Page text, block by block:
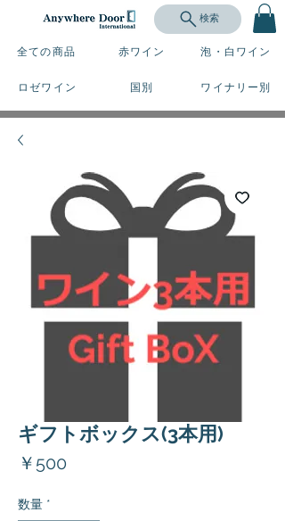
検索
全ての商品 赤ワイン
泡・白ワイン
ロゼワイン
国別 ワイナリー別
ギフトボックス(3本用)
￥500
数量 *